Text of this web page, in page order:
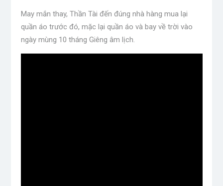
May mắn thay, Thần Tài đến đúng nhà hàng mua lại
quần áo trước đó, mặc lại quần áo và bay về trời vào
ngày mùng 10 tháng Giêng âm lịch.